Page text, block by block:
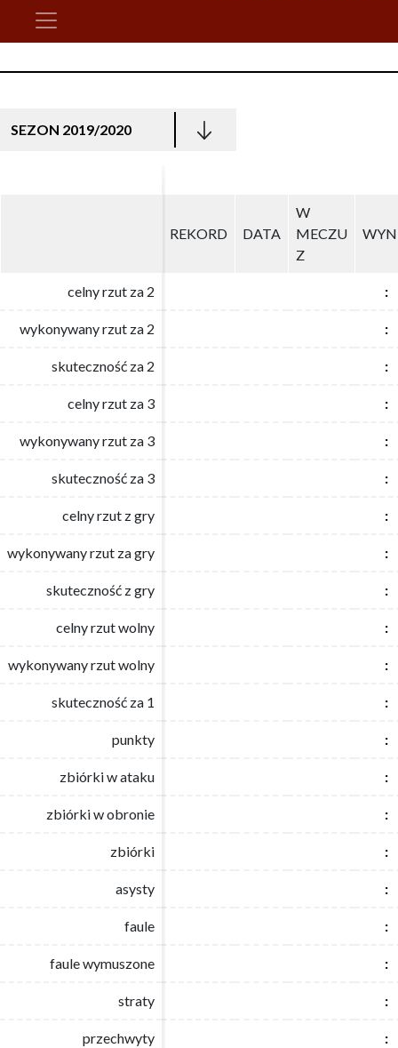
SEZON 2019/2020
REKORD DATA
W
MECZU
Z
celny rzut za 2 :
wykonywany rzut za 2 :
skuteczność za 2 :
celny rzut za 3 :
wykonywany rzut za 3 :
skuteczność za 3 :
celny rzut z gry :
wykonywany rzut za gry :
skuteczność z gry :
celny rzut wolny :
wykonywany rzut wolny :
skuteczność za 1 :
punkty :
zbiórki w ataku :
zbiórki w obronie :
zbiórki :
asysty :
faule :
faule wymuszone :
straty :
przechwyty :
REKORD DATA
W
MECZU
Z
celny rzut za 2 :
wykonywany rzut za 2 :
skuteczność za 2 :
celny rzut za 3 :
wykonywany rzut za 3 :
skuteczność za 3 :
celny rzut z gry :
wykonywany rzut za gry :
skuteczność z gry :
celny rzut wolny :
wykonywany rzut wolny :
skuteczność za 1 :
punkty :
zbiórki w ataku :
zbiórki w obronie :
zbiórki :
asysty :
faule :
faule wymuszone :
straty :
przechwyty :